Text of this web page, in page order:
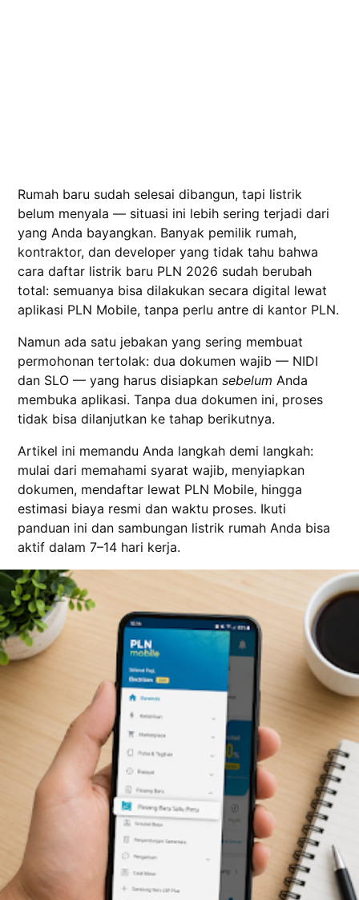
Rumah baru sudah selesai dibangun, tapi listrik
belum menyala — situasi ini lebih sering terjadi dari
yang Anda bayangkan. Banyak pemilik rumah,
kontraktor, dan developer yang tidak tahu bahwa
cara daftar listrik baru PLN 2026 sudah berubah
total: semuanya bisa dilakukan secara digital lewat
aplikasi PLN Mobile, tanpa perlu antre di kantor PLN.
Namun ada satu jebakan yang sering membuat
permohonan tertolak: dua dokumen wajib — NIDI
dan SLO — yang harus disiapkan sebelum Anda
membuka aplikasi. Tanpa dua dokumen ini, proses
tidak bisa dilanjutkan ke tahap berikutnya.
Artikel ini memandu Anda langkah demi langkah:
mulai dari memahami syarat wajib, menyiapkan
dokumen, mendaftar lewat PLN Mobile, hingga
estimasi biaya resmi dan waktu proses. Ikuti
panduan ini dan sambungan listrik rumah Anda bisa
aktif dalam 7–14 hari kerja.